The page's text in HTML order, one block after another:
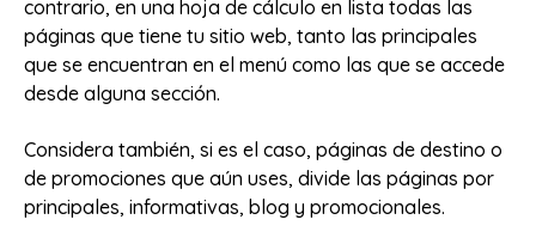
contrario, en una hoja de cálculo en lista todas las
páginas que tiene tu sitio web, tanto las principales
que se encuentran en el menú como las que se accede
desde alguna sección.
Considera también, si es el caso, páginas de destino o
de promociones que aún uses, divide las páginas por
principales, informativas, blog y promocionales.